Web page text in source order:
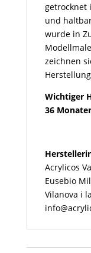
getrocknet
und
wurde in
zeichnen
Wichtiger
36
Acrylicos
Eusebio
Vilanova i